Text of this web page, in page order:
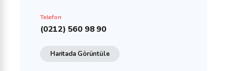
Telefon
(0212) 560 98 90
Haritada Görüntüle